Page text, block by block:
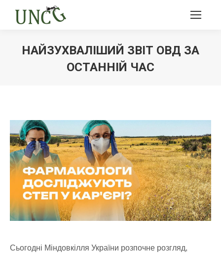
НАЙЗУХВАЛІШИЙ ЗВІТ ОВД ЗА
ОСТАННІЙ ЧАС
Сьогодні Міндовкілля України розпочне розгляд,